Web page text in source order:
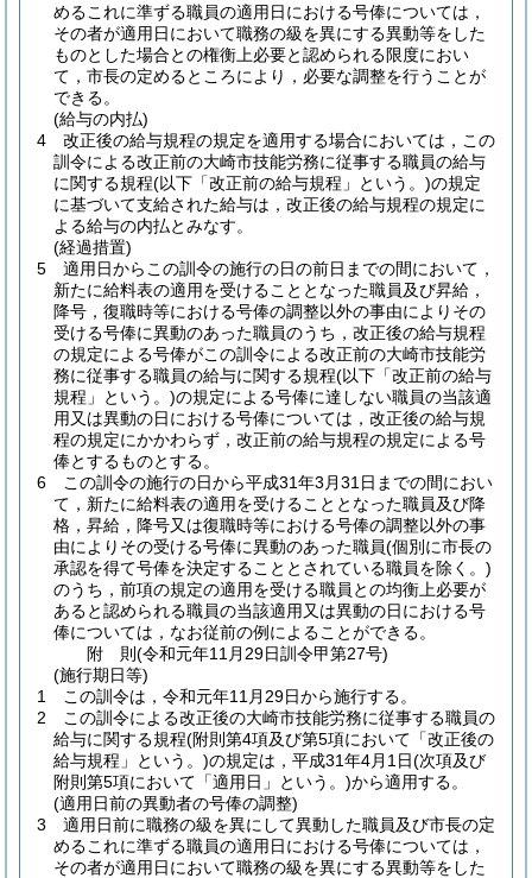
めるこれに準ずる職員の適用日における号俸については，
その者が適用日において職務の級を異にする異動等をした
ものとした場合との権衡上必要と認められる限度におい
て，市長の定めるところにより，必要な調整を行うことが
できる。
(給与の内払)
4
改正後の給与規程の規定を適用する場合においては，この
訓令による改正前の大崎市技能労務に従事する職員の給与
に関する規程(以下「改正前の給与規程」という。)の規定
に基づいて支給された給与は，改正後の給与規程の規定に
よる給与の内払とみなす。
(経過措置)
5
適用日からこの訓令の施行の日の前日までの間において，
新たに給料表の適用を受けることとなった職員及び昇給，
降号，復職時等における号俸の調整以外の事由によりその
受ける号俸に異動のあった職員のうち，改正後の給与規程
の規定による号俸がこの訓令による改正前の大崎市技能労
務に従事する職員の給与に関する規程(以下「改正前の給与
規程」という。)の規定による号俸に達しない職員の当該適
用又は異動の日における号俸については，改正後の給与規
程の規定にかかわらず，改正前の給与規程の規定による号
俸とするものとする。
6
この訓令の施行の日から平成31年3月31日までの間におい
て，新たに給料表の適用を受けることとなった職員及び降
格，昇給，降号又は復職時等における号俸の調整以外の事
由によりその受ける号俸に異動のあった職員(個別に市長の
承認を得て号俸を決定することとされている職員を除く。)
のうち，前項の規定の適用を受ける職員との均衡上必要が
あると認められる職員の当該適用又は異動の日における号
俸については，なお従前の例によることができる。
附 則(令和元年11月29日訓令甲第27号)
(施行期日等)
1
この訓令は，令和元年11月29日から施行する。
2
この訓令による改正後の大崎市技能労務に従事する職員の
給与に関する規程(附則第4項及び第5項において「改正後の
給与規程」という。)の規定は，平成31年4月1日(次項及び
附則第5項において「適用日」という。)から適用する。
(適用日前の異動者の号俸の調整)
3
適用日前に職務の級を異にして異動した職員及び市長の定
めるこれに準ずる職員の適用日における号俸については，
その者が適用日において職務の級を異にする異動等をした